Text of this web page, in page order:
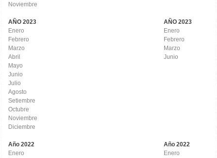
Noviembre
AÑO 2023
AÑO 2023
Enero
Enero
Febrero
Febrero
Marzo
Marzo
Abril
Junio
Mayo
Junio
Julio
Agosto
Setiembre
Octubre
Noviembre
Diciembre
Año 2022
Año 2022
Enero
Enero